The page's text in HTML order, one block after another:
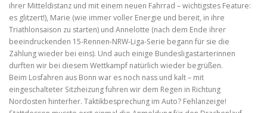
ihrer Mitteldistanz und mit einem neuen Fahrrad – wichtigstes Feature:
es glitzert!), Marie (wie immer voller Energie und bereit, in ihre
Triathlonsaison zu starten) und Annelotte (nach dem Ende ihrer
beeindruckenden 15-Rennen-NRW-Liga-Serie begann für sie die
Zählung wieder bei eins). Und auch einige Bundesligastarterinnen
durften wir bei diesem Wettkampf natürlich wieder begrüßen.
Beim Losfahren aus Bonn war es noch nass und kalt – mit
eingeschalteter Sitzheizung fuhren wir dem Regen in Richtung
Nordosten hinterher. Taktikbesprechung im Auto? Fehlanzeige!